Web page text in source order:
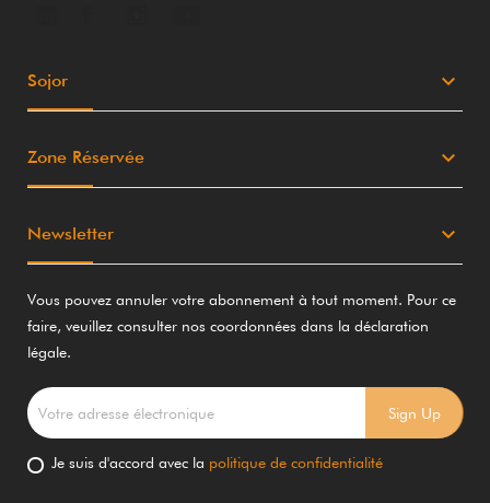
Sojor keyboard_arrow_down
Zone Réservée keyboard_arrow_down
Newsletter keyboard_arrow_down
Vous pouvez annuler votre abonnement à tout moment. Pour ce
faire, veuillez consulter nos coordonnées dans la déclaration
légale.
Je suis d'accord avec la politique de confidentialité